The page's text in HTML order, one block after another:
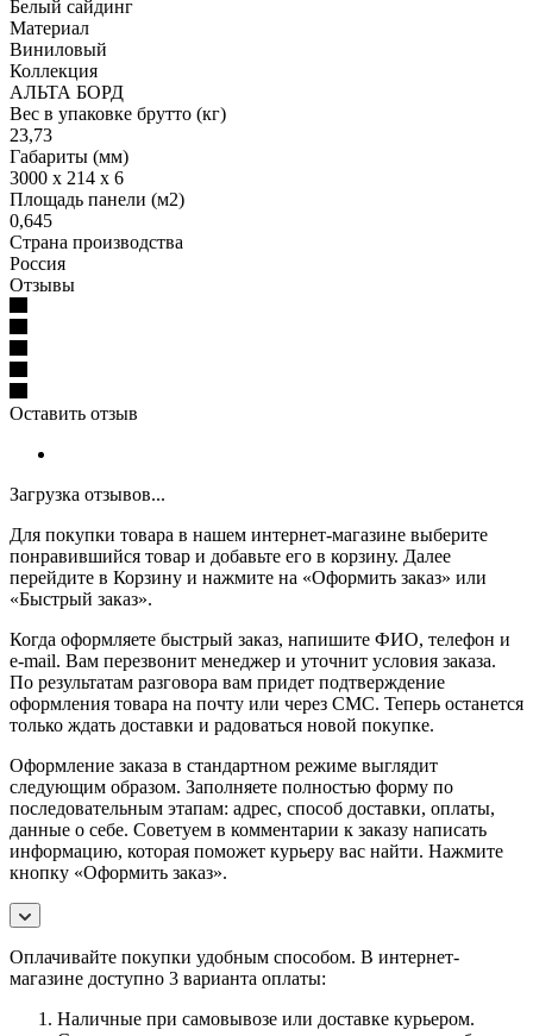
Белый сайдинг
Материал
Виниловый
Коллекция
АЛЬТА БОРД
Вес в упаковке брутто (кг)
23,73
Габариты (мм)
3000 x 214 x 6
Площадь панели (м2)
0,645
Страна производства
Россия
Отзывы
Оставить отзыв
Загрузка отзывов...
Для покупки товара в нашем интернет-магазине выберите
понравившийся товар и добавьте его в корзину. Далее
перейдите в Корзину и нажмите на «Оформить заказ» или
«Быстрый заказ».
Когда оформляете быстрый заказ, напишите ФИО, телефон и
e-mail. Вам перезвонит менеджер и уточнит условия заказа.
По результатам разговора вам придет подтверждение
оформления товара на почту или через СМС. Теперь останется
только ждать доставки и радоваться новой покупке.
Оформление заказа в стандартном режиме выглядит
следующим образом. Заполняете полностью форму по
последовательным этапам: адрес, способ доставки, оплаты,
данные о себе. Советуем в комментарии к заказу написать
информацию, которая поможет курьеру вас найти. Нажмите
кнопку «Оформить заказ».
Оплачивайте покупки удобным способом. В интернет-
магазине доступно 3 варианта оплаты:
Наличные при самовывозе или доставке курьером.